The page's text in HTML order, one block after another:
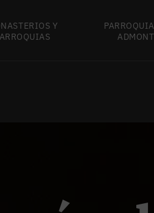
Y
ADMONT